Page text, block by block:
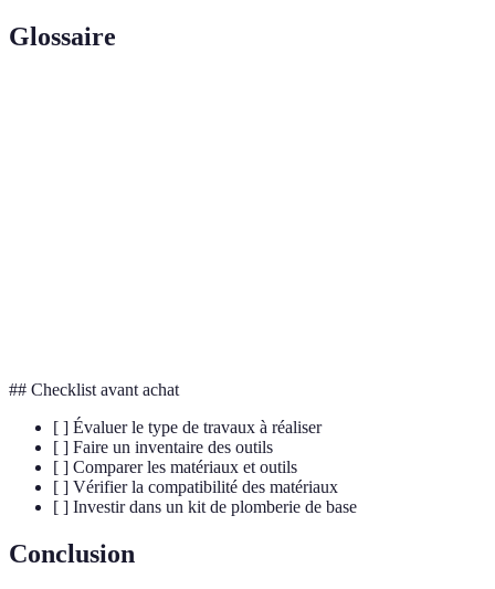
Glossaire
## Checklist avant achat
[ ] Évaluer le type de travaux à réaliser
[ ] Faire un inventaire des outils
[ ] Comparer les matériaux et outils
[ ] Vérifier la compatibilité des matériaux
[ ] Investir dans un kit de plomberie de base
Conclusion